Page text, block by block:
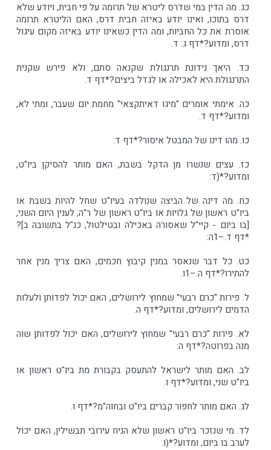
כג. מה הדין במי שדרס ליטרא של תרומה על פי חבית, ויודע שלא
דרס בתוכו, ואינו יודע באיזה חבית דרס, האם הליטרא תרומה
אוסרת את כל החביות, ומה הדין כשאינו יודע באיזה מקום עיגול
דרס, ומדוע?*דף ג: ד.
כד. היאך נידונת תרנגולת שקנאה סתם, ולא פירש שקנית
התרנגולת היא לאכילה או לגדל ביצים?*דף ד.
כה. אימתי אומרים "מיגו דאיתקצאי" מחמת יום שעבר, ומתי לא,
ומדוע?*דף ד.
כו. מהו דינו של המבטל איסור?*דף ד:
כז. עצים שנשרו מן הדקל בשבת, האם מותר להסיקן ביו"ט,
ומדוע?*(ד:
כח. מה דינה של הביצה שנולדה בעיו"ט שחל להיות בשבת או
ביו"ט ראשון של גלויות או ביו"ט ראשון של ר"ה, לענין היום השני,
[בו ביום - קיי"ל שאסורה באכילה ובטילטול, כנ"ל בתשובה ב]?
*דף ד.–1ה:
כט. כל דבר שנאסר במנין קיבוץ חכמים, האם צריך מנין אחר
להתירו?*דף ה.–1ו.
ל. פירות "כרם רבעי" שמחוץ לירושלים, האם יכול לפדותן ולעלות
הדמים לירושלים, ומדוע?*דף ה.
לא. פירות "כרם רבעי" שמחוץ לירושלים, האם יכול לפדותן שוה
מנה בפרוטה?*דף ה:
לב. האם מותר לישראל להתעסק בקבורת מת ביו"ט ראשון או
ביו"ט שני, ומדוע?*דף ו.
לג. האם מותר לחפור קברים ביו"ט ובחוה"מ?*דף ו.
לד. מי שנזכר ביו"ט ראשון שלא הניח עירובי תבשילין, האם יכול
לערב בו ביום, ומדוע?*(ו.